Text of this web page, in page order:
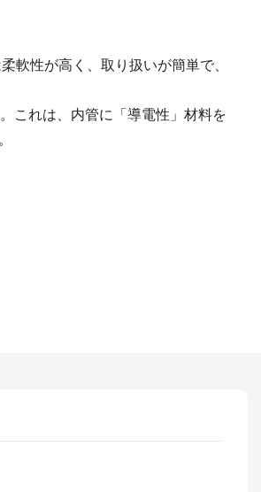
軟性が高く、取り扱いが簡単で、
これは、内管に「導電性」材料を